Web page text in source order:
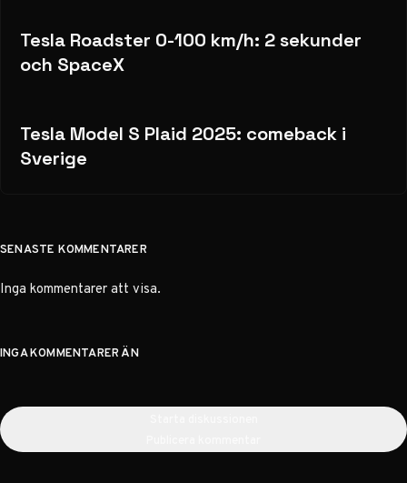
Tesla Roadster 0-100 km/h: 2 sekunder
och SpaceX
Tesla Model S Plaid 2025: comeback i
Sverige
SENASTE KOMMENTARER
Inga kommentarer att visa.
INGA KOMMENTARER ÄN